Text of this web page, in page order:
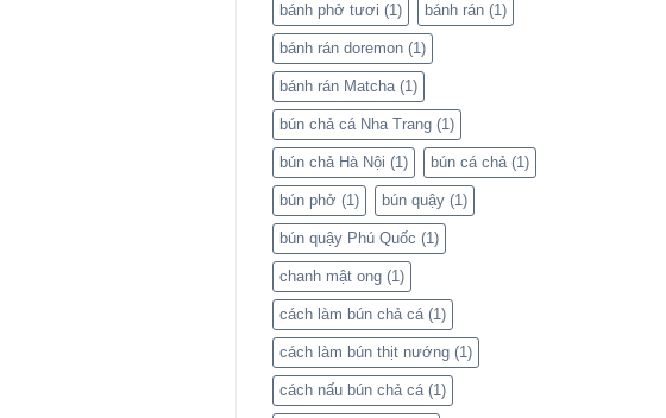
bánh phở tươi (1) bánh rán (1)
bánh rán doremon (1)
bánh rán Matcha(1)
bún chả cá Nha Trang (1)
bún chả Hà Nội (1) bún cá chả(1)
bún phở (1) bún quậy (1)
bún quậy Phú Quốc (1)
chanh mật ong (1)
cách làm bún chả cá(1)
cách làm bún thịt nướng (1)
cách nấu bún chả cá(1)